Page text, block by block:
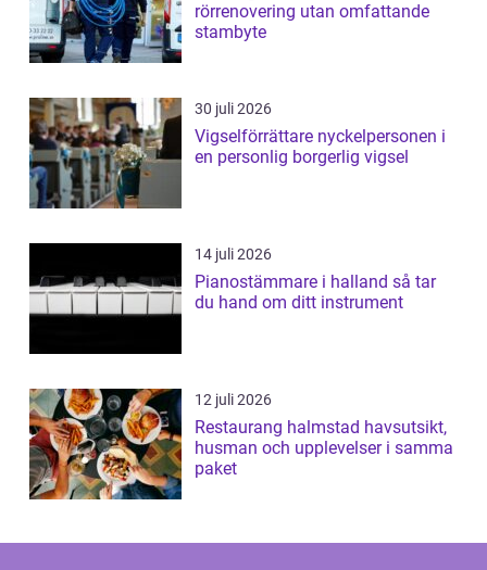
rörrenovering utan omfattande
stambyte
30 juli 2026
Vigselförrättare nyckelpersonen i
en personlig borgerlig vigsel
14 juli 2026
Pianostämmare i halland så tar
du hand om ditt instrument
12 juli 2026
Restaurang halmstad havsutsikt,
husman och upplevelser i samma
paket